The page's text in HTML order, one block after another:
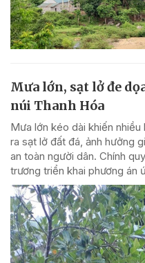
Mưa lớn, sạt lở đe
núi Thanh Hóa
Mưa lớn kéo dài khiến
ra sạt lở đất đá, ảnh hưởng
an toàn người dân. Chính
trương triển khai phương án